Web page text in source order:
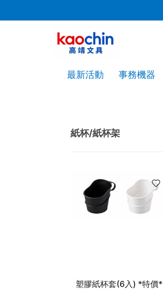
最新活動 事務機器
紙杯/紙杯架
塑膠紙杯套(6入) *特價*